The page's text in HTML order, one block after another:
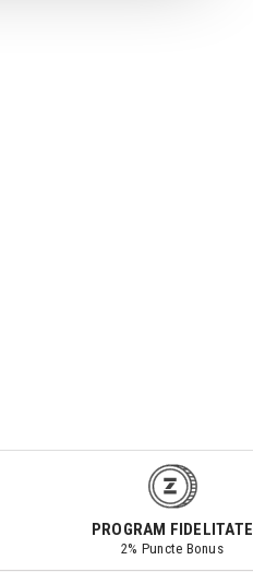
PROGRAM FIDELITATE
2% Puncte Bonus